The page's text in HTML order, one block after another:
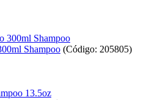
Shampoo (Código: 205805)